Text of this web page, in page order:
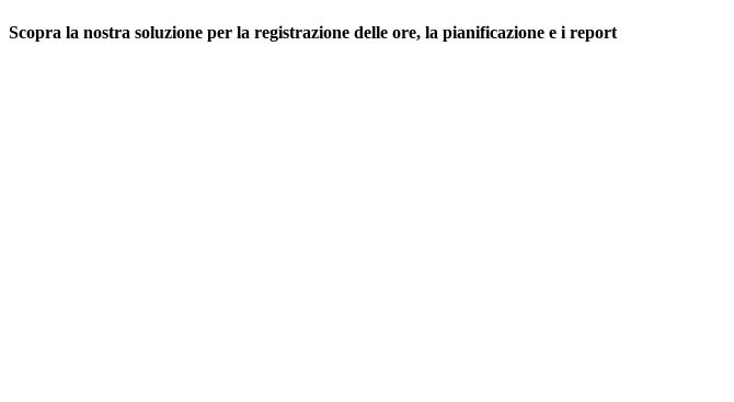
Scopra la nostra soluzione per la registrazione delle ore, la pianificazione e i report